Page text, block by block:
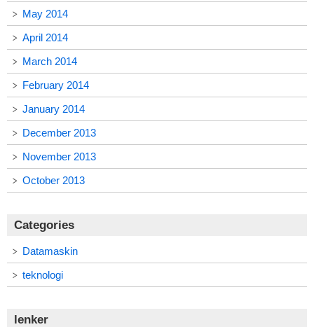
May 2014
April 2014
March 2014
February 2014
January 2014
December 2013
November 2013
October 2013
Categories
Datamaskin
teknologi
lenker